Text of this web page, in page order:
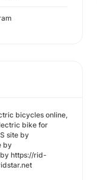
bicycles online,
bike for
site by
by
https://rid-